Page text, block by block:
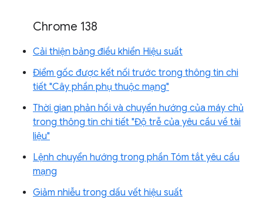
Chrome 138
Cải thiện bảng điều khiển Hiệu suất
Điểm gốc được kết nối trước trong thông tin chi
tiết "Cây phần phụ thuộc mạng"
Thời gian phản hồi và chuyển hướng của máy chủ
trong thông tin chi tiết "Độ trễ của yêu cầu về tài
liệu"
Lệnh chuyển hướng trong phần Tóm tắt yêu cầu
mạng
Giảm nhiễu trong dấu vết hiệu suất